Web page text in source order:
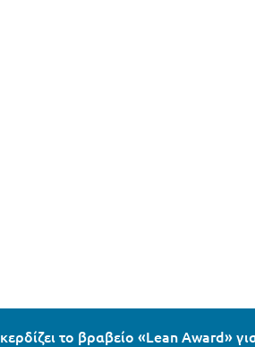
το βραβείο «Lean Award»